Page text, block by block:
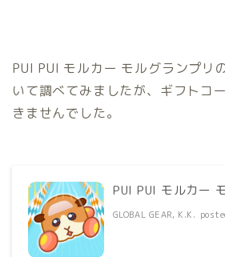
PUI PUI モルカー モルグランプリ
いて調べてみましたが、ギフトコ
きませんでした。
PUI PUI モルカー
GLOBAL GEAR, K.K.